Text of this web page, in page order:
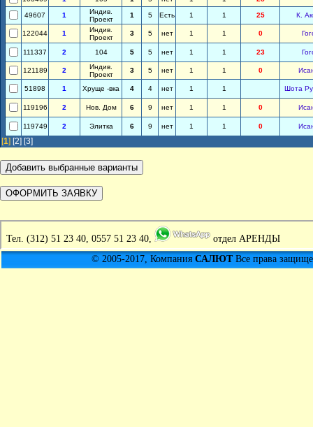
49607 1
Индив.
Проект
1 5 Есть 1 1 25 К.
122044 1
Индив.
Проект
3 5 нет 1 1 0
111337 2 104 5 5 нет 1 1 23
121189 2
Индив.
Проект
3 5 нет 1 1 0
51898 1 Хруще -вка 4 4 нет 1 1 Шота
119196 2 Нов. Дом 6 9 нет 1 1 0
119749 2 Элитка 6 9 нет 1 1 0
[1] [2] [3]
Тел. (312) 51 23 40, 0557 51 23 40,
отдел АРЕНДЫ
© 2005-2017, Компания САЛЮТВсе права